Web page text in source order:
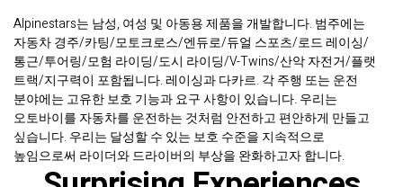
Alpinestars는 남성, 여성 및 아동용 제품을 개발합니다. 범주에는
자동차 경주/카팅/모토크로스/엔듀로/듀얼 스포츠/로드 레이싱/
통근/투어링/모험 라이딩/도시 라이딩/V-Twins/산악 자전거/플랫
트랙/지구력이 포함됩니다. 레이싱과 다카르. 각 주행 또는 운전
분야에는 고유한 보호 기능과 요구 사항이 있습니다. 우리는
오토바이를 자동차를 운전하는 것처럼 안전하고 편안하게 만들고
싶습니다. 우리는 달성할 수 있는 보호 수준을 지속적으로
높임으로써 라이더와 드라이버의 부상을 완화하고자 합니다.